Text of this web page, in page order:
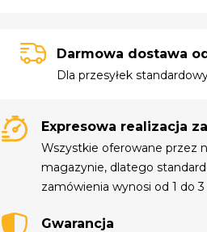
Darmowa dostawa
Dla przesyłek
Expresowa realizacja
Wszystkie oferowane przez
magazynie, dlatego
zamówienia wynosi od 1 do
Gwarancja